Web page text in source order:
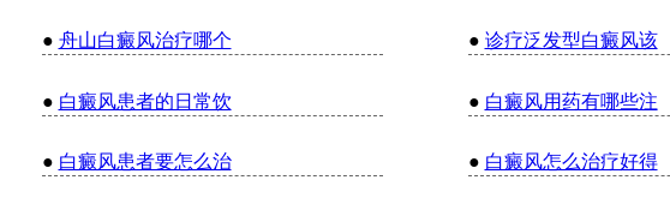
● 舟山白癜风治疗哪个 ● 诊疗泛发型白癜风该
● 白癜风患者的日常饮 ● 白癜风用药有哪些注
● 白癜风患者要怎么治 ● 白癜风怎么治疗好得